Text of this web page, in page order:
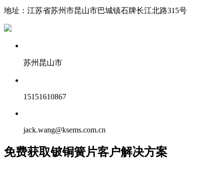
地址：江苏省苏州市昆山市巴城镇石牌长江北路315号
苏州昆山市
15151610867
jack.wang@ksems.com.cn
免费获取铍铜簧片客户解决方案